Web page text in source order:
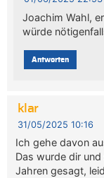
Joachim Wahl,
würde
Antworten
klar
31/05/2025 10:16
Ich gehe davon
Das wurde dir
Jahren gesagt,